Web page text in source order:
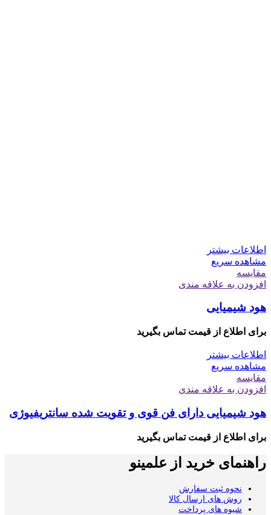
اطلاعات بیشتر
مشاهده سریع
مقایسه
افزودن به علاقه مندی
هود شیمیایی
برای اطلاع از قیمت تماس بگیرید
اطلاعات بیشتر
مشاهده سریع
مقایسه
افزودن به علاقه مندی
هود شیمیایی دارای فن قوی و تقویت شده سانتریفیوژی
برای اطلاع از قیمت تماس بگیرید
راهنمای خرید از علمینو
نحوه ثبت سفارش
روش های ارسال کالا
شیوه های پرداخت